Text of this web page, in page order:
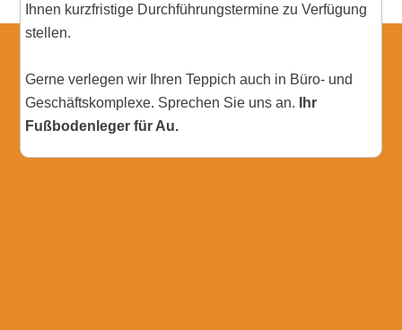
Ihnen kurzfristige Durchführungstermine zu Verfügung
stellen.
Gerne verlegen wir Ihren Teppich auch in Büro- und
Geschäftskomplexe. Sprechen Sie uns an.
Ihr
Fußbodenleger für Au.